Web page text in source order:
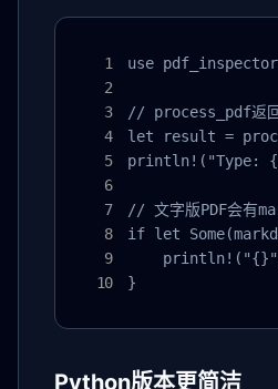
use
// process_pdf返回
let result =
println!("Type:
// 文字版PDF会有
if let
}
Python版本更简洁